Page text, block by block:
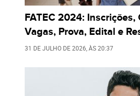
FATEC 2024: Inscrições,
Vagas, Prova, Edital e
31 DE JULHO DE 2026 , ÀS20:37